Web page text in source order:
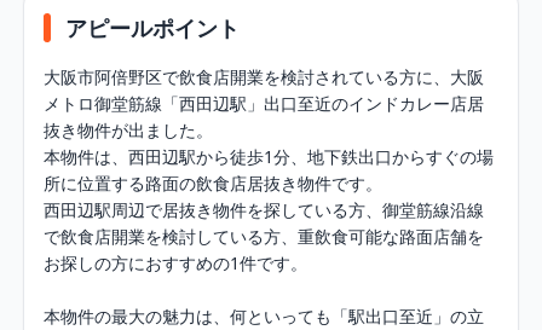
アピールポイント
大阪市阿倍野区で飲食店開業を検討されている方に、大阪
メトロ御堂筋線「西田辺駅」出口至近のインドカレー店居
抜き物件が出ました。
本物件は、西田辺駅から徒歩1分、地下鉄出口からすぐの場
所に位置する路面の飲食店居抜き物件です。
西田辺駅周辺で居抜き物件を探している方、御堂筋線沿線
で飲食店開業を検討している方、重飲食可能な路面店舗を
お探しの方におすすめの1件です。
本物件の最大の魅力は、何といっても「駅出口至近」の立